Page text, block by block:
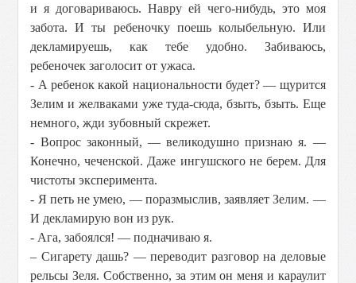
и я договариваюсь. Навру ей чего-нибудь, это моя
забота. И ты ребеночку поешь колыбельную. Или
декламируешь, как тебе удобно. Забиваюсь,
ребеночек заголосит от ужаса.
- А ребенок какой национальности будет? — щурится
Зелим и желваками уже туда-сюда, бзыть, бзыть. Еще
немного, жди зубовный скрежет.
- Вопрос законный, — великодушно признаю я. —
Конечно, чеченской. Даже ингушского не берем. Для
чистоты эксперимента.
- Я петь не умею, — поразмыслив, заявляет Зелим. —
И декламирую вон из рук.
- Ага, забоялся! — подначиваю я.
– Сигарету дашь? — переводит разговор на деловые
рельсы Зеля. Собственно, за этим он меня и караулит